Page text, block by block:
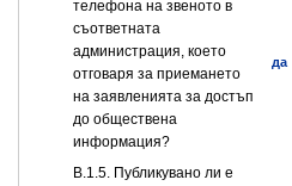
телефона на звеното в
съответната
администрация, което
отговаря за приемането
на заявленията за достъп
до обществена
информация?
да
В.1.5. Публикувано ли е